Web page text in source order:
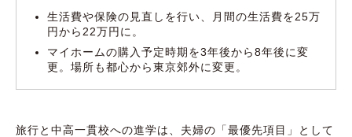
生活費や保険の見直しを行い、月間の生活費を25万
円から22万円に。
マイホームの購入予定時期を3年後から8年後に変
更。場所も都心から東京郊外に変更。
旅行と中高一貫校への進学は、夫婦の「最優先項目」として